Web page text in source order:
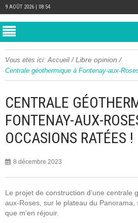
9 AOÛT 2026 | 08:54
Vous etes ici: Accueil /Libre opinion /
Centrale géothermique à Fontenay-aux-
CENTRALE
FONTENAY-AUX-
OCCASIONS RATÉES !
8 décembre 2023
Le projet de construction d’une centrale
aux-Roses, sur le plateau du
que m’en réjouir.